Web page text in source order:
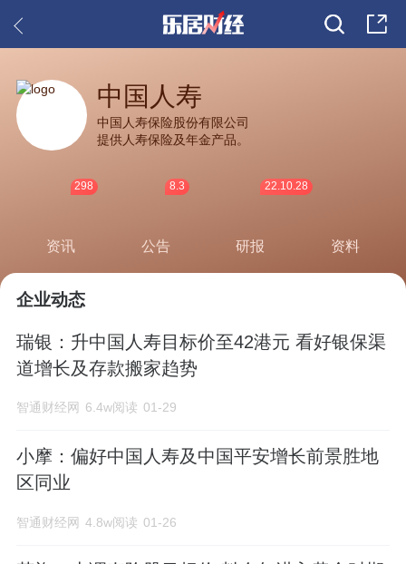
中国人寿
中国人寿保险股份有限公司
提供人寿保险及年金产品。
298
资讯
8.3
公告
22.10.28
研报 资料
企业动态
瑞银：升中国人寿目标价至42港元 看好银保渠
道增长及存款搬家趋势
智通财经网 6.4w阅读 01-29
小摩：偏好中国人寿及中国平安增长前景胜地
区同业
智通财经网 4.8w阅读 01-26